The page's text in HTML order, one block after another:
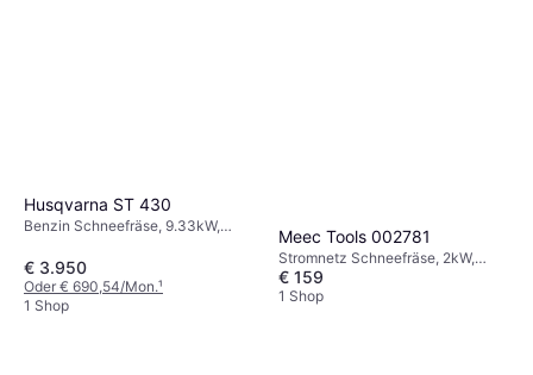
Husqvarna ST 430
Benzin Schneefräse, 9.33kW,
€ 3.950
Oder € 690,54/Mon.¹
1 Shop
Meec Tools 002781
Stromnetz Schneefräse, 2kW,
Einlassbreite: 46 cm
€ 159
1 Shop